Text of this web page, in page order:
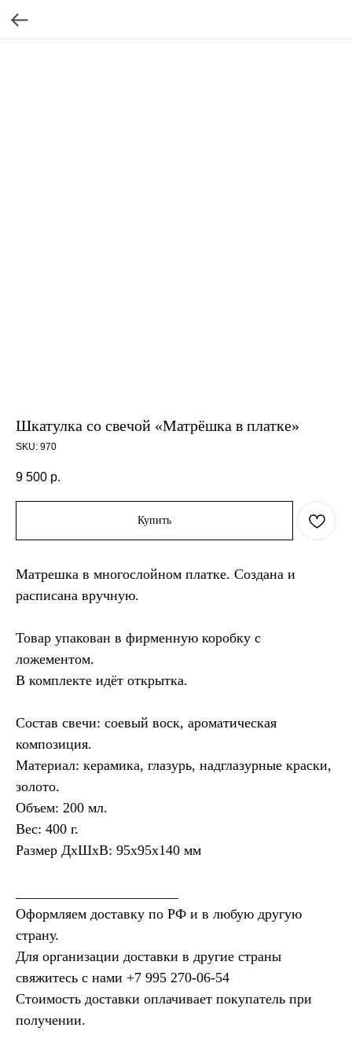
Шкатулка со свечой «Матрёшка в платке»
SKU: 970
9 500 р.
Купить
Матрешка в многослойном платке. Создана и
расписана вручную.
Товар упакован в фирменную коробку с
ложементом.
В комплекте идёт открытка.
Состав свечи: соевый воск, ароматическая
композиция.
Материал: керамика, глазурь, надглазурные краски,
золото.
Объем: 200 мл.
Вес: 400 г.
Размер ДхШхВ: 95х95х140 мм
Оформляем доставку по РФ и в любую другую
страну.
Для организации доставки в другие страны
свяжитесь с нами ‪ +7 995 270‑06‑54‬
Стоимость доставки оплачивает покупатель при
получении.